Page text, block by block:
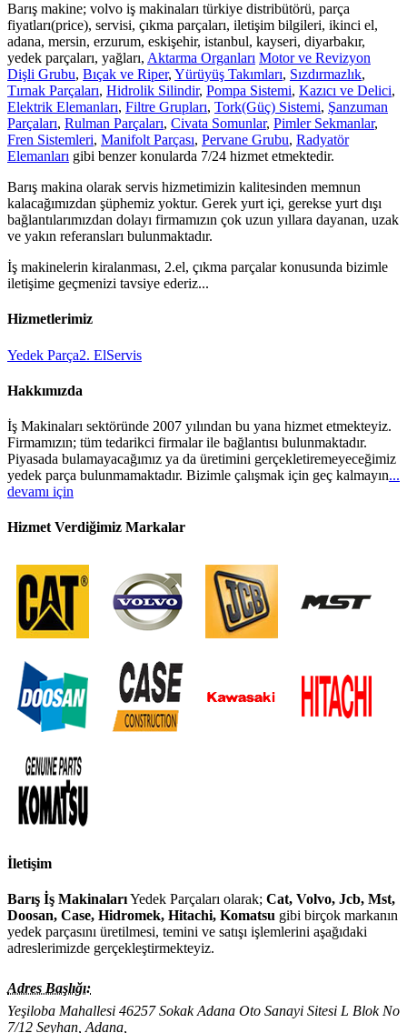
Barış makine; volvo iş makinaları türkiye distribütörü, parça
fiyatları(price), servisi, çıkma parçaları, iletişim bilgileri, ikinci el,
adana, mersin, erzurum, eskişehir, istanbul, kayseri, diyarbakır,
yedek parçaları, yağları, Aktarma Organları Motor ve Revizyon
Dişli Grubu, Bıçak ve Riper, Yürüyüş Takımları, Sızdırmazlık,
Tırnak Parçaları, Hidrolik Silindir, Pompa Sistemi, Kazıcı ve Delici,
Elektrik Elemanları, Filtre Grupları, Tork(Güç) Sistemi, Şanzuman
Parçaları, Rulman Parçaları, Civata Somunlar, Pimler Sekmanlar,
Fren Sistemleri, Manifolt Parçası, Pervane Grubu, Radyatör
Elemanları gibi benzer konularda 7/24 hizmet etmektedir.
Barış makina olarak servis hizmetimizin kalitesinden memnun
kalacağımızdan şüphemiz yoktur. Gerek yurt içi, gerekse yurt dışı
bağlantılarımızdan dolayı firmamızın çok uzun yıllara dayanan, uzak
ve yakın referansları bulunmaktadır.
İş makinelerin kiralanması, 2.el, çıkma parçalar konusunda bizimle
iletişime geçmenizi tavsiye ederiz...
Hizmetlerimiz
Yedek Parça2. ElServis
Hakkımızda
İş Makinaları sektöründe 2007 yılından bu yana hizmet etmekteyiz.
Firmamızın; tüm tedarikci firmalar ile bağlantısı bulunmaktadır.
Piyasada bulamayacağımız ya da üretimini gerçekletiremeyeceğimiz
yedek parça bulunmamaktadır. Bizimle çalışmak için geç kalmayın...
devamı için
Hizmet Verdiğimiz Markalar
İletişim
Barış İş MakinalarıYedek Parçaları olarak; Cat, Volvo, Jcb, Mst,
Doosan, Case, Hidromek, Hitachi, Komatsu gibi birçok markanın
yedek parçasını üretilmesi, temini ve satışı işlemlerini aşağıdaki
adreslerimizde gerçekleştirmekteyiz.
Adres Başlığı:
Yeşiloba Mahallesi 46257 Sokak Adana Oto Sanayi Sitesi L Blok No
7/12 Seyhan, Adana,